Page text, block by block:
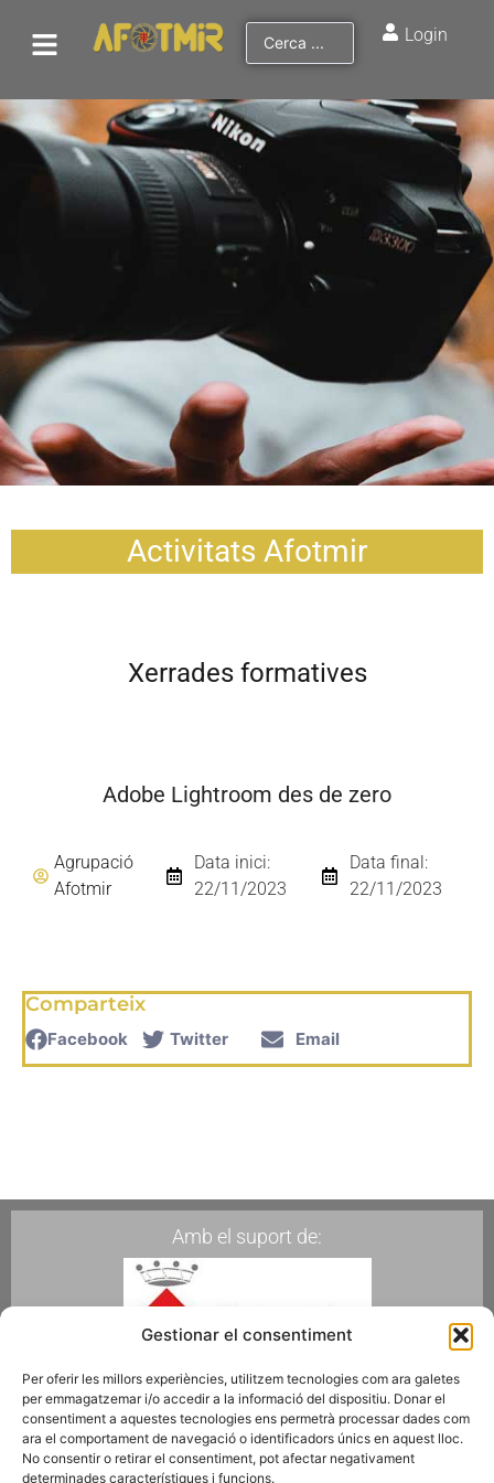
Gestionar el consentiment
Per oferir les millors experiències, utilitzem tecnologies com ara galetes
per emmagatzemar i/o accedir a la informació del dispositiu. Donar el
consentiment a aquestes tecnologies ens permetrà processar dades com
ara el comportament de navegació o identificadors únics en aquest lloc.
No consentir o retirar el consentiment, pot afectar negativament
determinades característiques i funcions.
Login
Activitats Afotmir
Xerrades formatives
Adobe Lightroom des de zero
Agrupació
Afotmir
Data inici:
22/11/2023
Data final:
22/11/2023
Comparteix
Facebook Twitter Email
Amb el suport de:
Membres de: